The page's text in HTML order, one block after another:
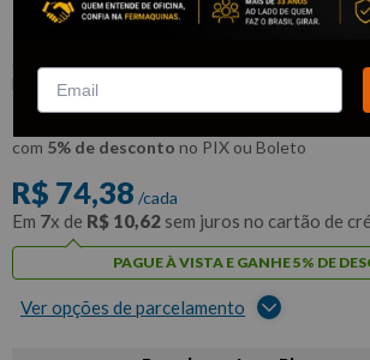
6818 KING TONY
:6818
KING TONY
R$70,66
com 5% de desconto no PIX ou Boleto
R$ 74,38 /cada
Em 7x de R$ 10,62 sem juros no cartão de
PAGUE À VISTA E GANHE 5% DE
Ver opções de parcelamento